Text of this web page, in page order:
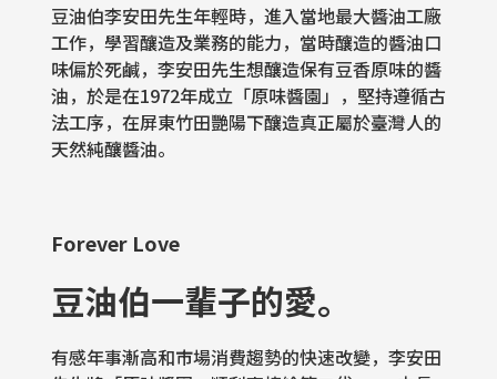
豆油伯李安田先生年輕時，進入當地最大醬油工廠
工作，學習釀造及業務的能力，當時釀造的醬油口
味偏於死鹹，李安田先生想釀造保有豆香原味的醬
油，於是在1972年成立「原味醬園」，堅持遵循古
法工序，在屏東竹田艷陽下釀造真正屬於臺灣人的
天然純釀醬油。
Forever Love
豆油伯一輩子的愛。
有感年事漸高和市場消費趨勢的快速改變，李安田